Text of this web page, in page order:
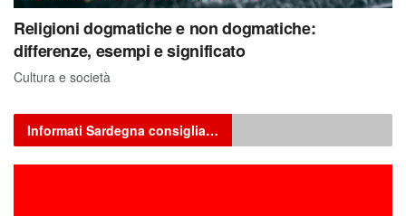
Religioni dogmatiche e non dogmatiche:
differenze, esempi e significato
Cultura e società
Informati Sardegna consiglia…